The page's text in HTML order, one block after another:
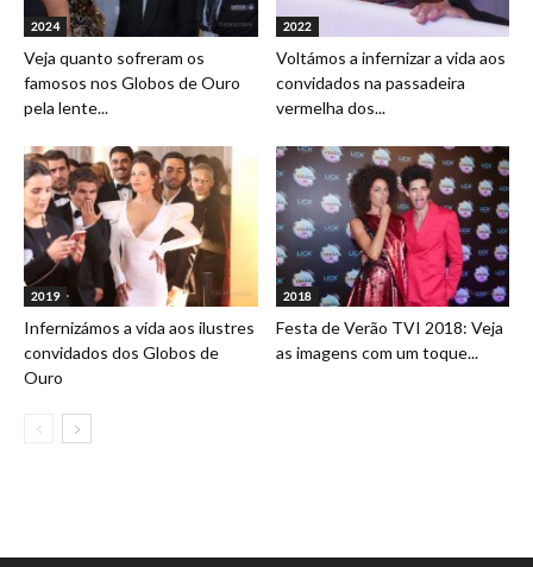
2024
Veja quanto sofreram os
famosos nos Globos de Ouro
pela lente...
2022
Voltámos a infernizar a vida aos
convidados na passadeira
vermelha dos...
2019
Infernizámos a vida aos ilustres
convidados dos Globos de
Ouro
2018
Festa de Verão TVI 2018: Veja
as imagens com um toque...